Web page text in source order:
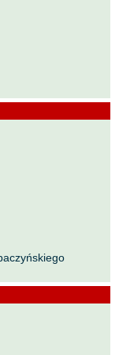
Wojciechowicza